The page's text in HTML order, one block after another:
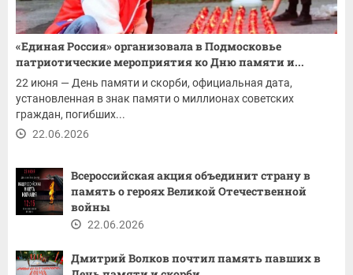
«Единая Россия» организовала в Подмосковье
патриотические мероприятия ко Дню памяти и...
22 июня — День памяти и скорби, официальная дата,
установленная в знак памяти о миллионах советских
граждан, погибших...
22.06.2026
Всероссийская акция объединит страну в
память о героях Великой Отечественной
войны
22.06.2026
Дмитрий Волков почтил память павших в